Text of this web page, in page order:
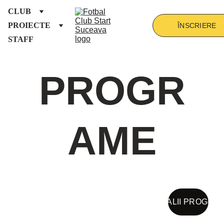
CLUB
PROIECTE
STAFF
ÎNSCRIERE
PROGR
AME
DETALII